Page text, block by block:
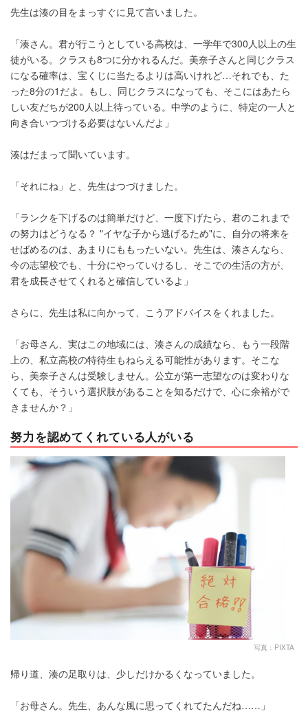
先生は湊の目をまっすぐに見て言いました。
「湊さん。君が行こうとしている高校は、一学年で300人以上の生
徒がいる。クラスも8つに分かれるんだ。美奈子さんと同じクラス
になる確率は、宝くじに当たるよりは高いけれど…それでも、た
った8分の1だよ。もし、同じクラスになっても、そこにはあたら
しい友だちが200人以上待っている。中学のように、特定の一人と
向き合いつづける必要はないんだよ」
湊はだまって聞いています。
「それにね」と、先生はつづけました。
「ランクを下げるのは簡単だけど、一度下げたら、君のこれまで
の努力はどうなる？ "イヤな子から逃げるため"に、自分の将来を
せばめるのは、あまりにももったいない。先生は、湊さんなら、
今の志望校でも、十分にやっていけるし、そこでの生活の方が、
君を成長させてくれると確信しているよ」
さらに、先生は私に向かって、こうアドバイスをくれました。
「お母さん、実はこの地域には、湊さんの成績なら、もう一段階
上の、私立高校の特待生もねらえる可能性があります。そこな
ら、美奈子さんは受験しません。公立が第一志望なのは変わりな
くても、そういう選択肢があることを知るだけで、心に余裕がで
きませんか？」
努力を認めてくれている人がいる
写真：PIXTA
帰り道、湊の足取りは、少しだけかるくなっていました。
「お母さん。先生、あんな風に思ってくれてたんだね……」